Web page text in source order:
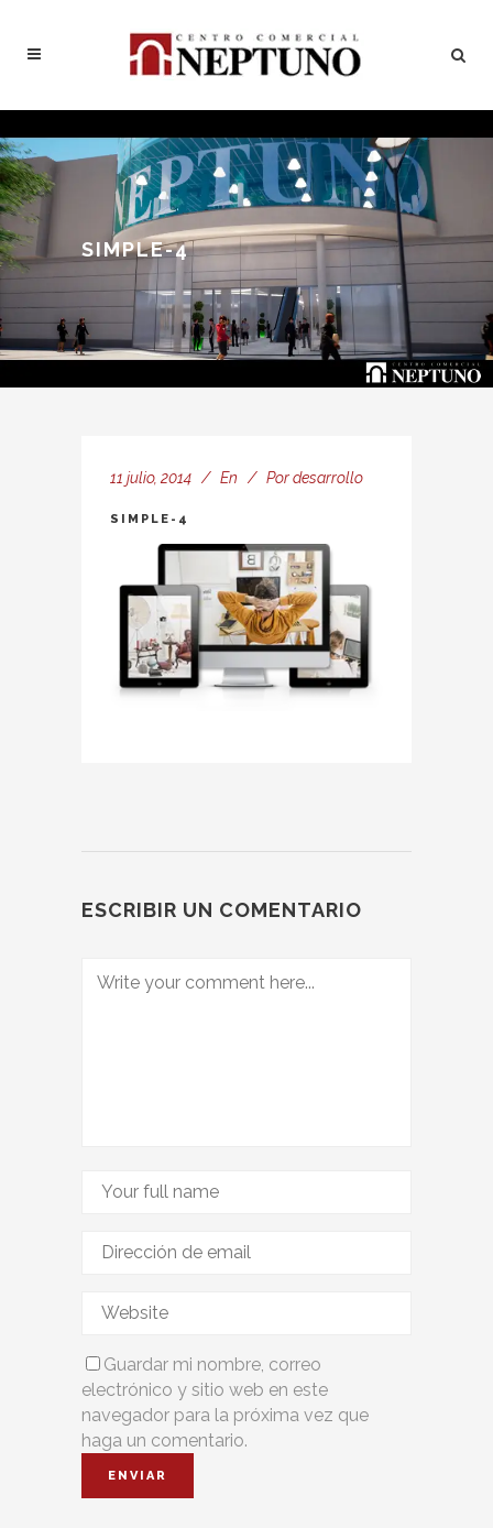
SIMPLE-4
11 julio, 2014 En Pordesarrollo
SIMPLE-4
ESCRIBIR UN COMENTARIO
Guardar mi nombre, correo
electrónico y sitio web en este
navegador para la próxima vez que
haga un comentario.